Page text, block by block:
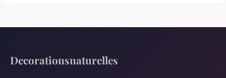
Decorationsnaturelles